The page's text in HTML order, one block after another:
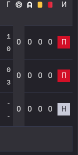
Г И
1
0
0 0 0 0 П
0
3
0 0 0 0 П
-
-
0 0 0 0 Н